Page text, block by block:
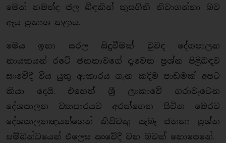
මෙන් තමන්ද ජල බිඳකින් කුසගිනි නිවාගන්නා බව
ඇය ප්‍රකාශ කළාය.
මෙය ඉතා සරල සිදුවීමක් වුවද දේශපාලන
නායකයන් රටේ ජනතාවගේ දැවෙන ප්‍රශ්න පිළිබඳව
සංවේදී විය යුතු ආකාරය ගැන කදිම පාඩමක් අපට
කියා දෙයි. එහෙත් ශ්‍රී ලංකාවේ ගරාවැටෙන
දේශපාලන ව්‍යාපාරයට අරක්ගෙන සිටින මෙරට
දේශපාලනඥයන්ගෙන් කිසිවකු සැබෑ ජනතා ප්‍රශ්න
සම්බන්ධයෙන් එලෙස සංවේදී වන බවක් නොපෙනේ.